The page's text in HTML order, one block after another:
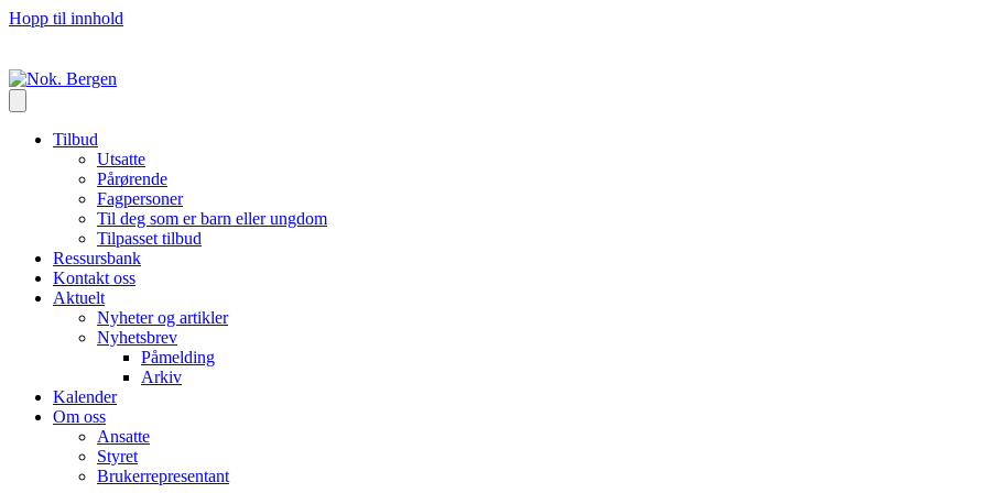
Hopp til innhold
Tilbud
Utsatte
Pårørende
Fagpersoner
Til deg som er barn eller ungdom
Tilpasset tilbud
Ressursbank
Kontakt oss
Aktuelt
Nyheter og artikler
Nyhetsbrev
Påmelding
Arkiv
Kalender
Om oss
Ansatte
Styret
Brukerrepresentant